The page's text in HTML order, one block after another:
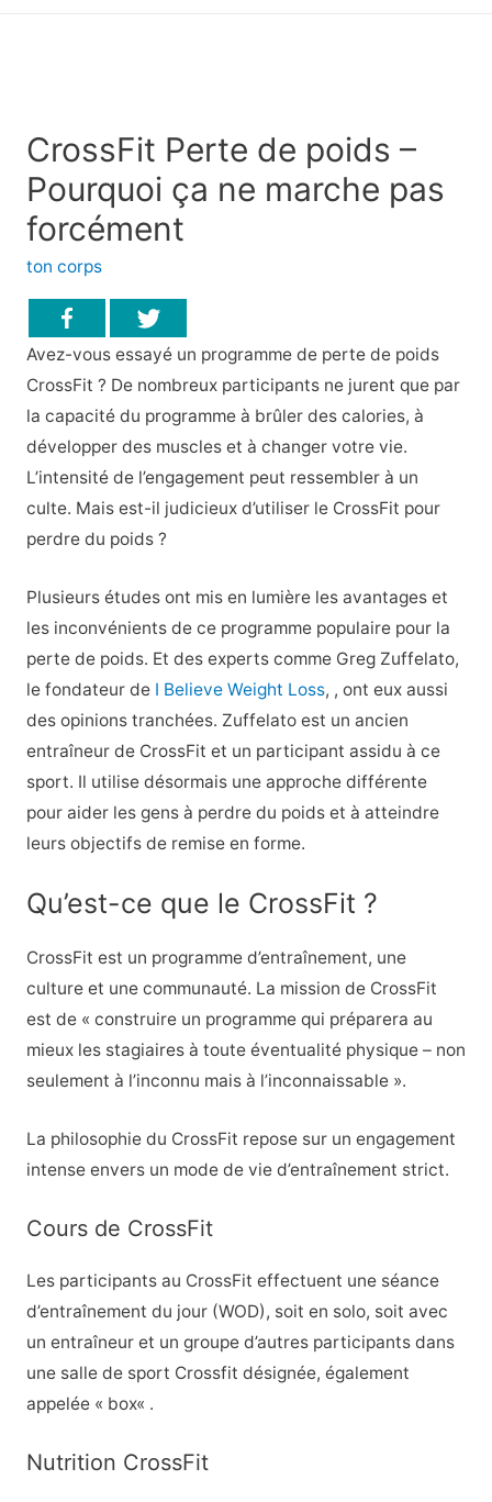
CrossFit Perte de poids –
Pourquoi ça ne marche pas
forcément
ton corps
Avez-vous essayé un programme de perte de poids
CrossFit ? De nombreux participants ne jurent que par
la capacité du programme à brûler des calories, à
développer des muscles et à changer votre vie.
L’intensité de l’engagement peut ressembler à un
culte. Mais est-il judicieux d’utiliser le CrossFit pour
perdre du poids ?
Plusieurs études ont mis en lumière les avantages et
les inconvénients de ce programme populaire pour la
perte de poids. Et des experts comme Greg Zuffelato,
le fondateur de I Believe Weight Loss, , ont eux aussi
des opinions tranchées. Zuffelato est un ancien
entraîneur de CrossFit et un participant assidu à ce
sport. Il utilise désormais une approche différente
pour aider les gens à perdre du poids et à atteindre
leurs objectifs de remise en forme.
Qu’est-ce que le CrossFit ?
CrossFit est un programme d’entraînement, une
culture et une communauté. La mission de CrossFit
est de « construire un programme qui préparera au
mieux les stagiaires à toute éventualité physique – non
seulement à l’inconnu mais à l’inconnaissable ».
La philosophie du CrossFit repose sur un engagement
intense envers un mode de vie d’entraînement strict.
Cours de CrossFit
Les participants au CrossFit effectuent une séance
d’entraînement du jour (WOD), soit en solo, soit avec
un entraîneur et un groupe d’autres participants dans
une salle de sport Crossfit désignée, également
appelée « box« .
Nutrition CrossFit